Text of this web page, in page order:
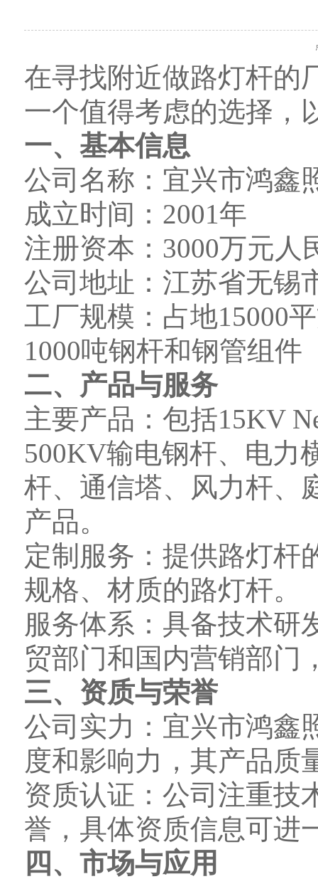
在寻找附近做路灯杆的
一个值得考虑的选择，
一、基本信息
公司名称：宜兴市鸿鑫
成立时间：2001年
注册资本：3000万元人
公司地址：江苏省无锡
工厂规模：占地15000
1000吨钢杆和钢管组件
二、产品与服务
主要产品：包括15KV
500KV输电钢杆、电力
杆、通信塔、风力杆、
产品。
定制服务：提供路灯杆
规格、材质的路灯杆。
服务体系：具备技术研
贸部门和国内营销部门
三、资质与荣誉
公司实力：宜兴市鸿鑫
度和影响力，其产品质
资质认证：公司注重技
誉，具体资质信息可进
四、市场与应用